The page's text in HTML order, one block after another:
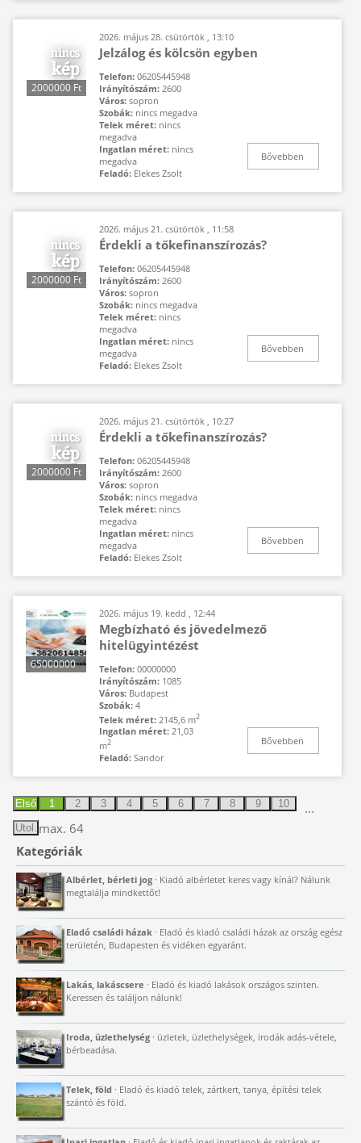
2000000 Ft
2026. május 28. csütörtök , 13:10
Jelzálog és kölcsön egyben
Telefon: 06205445948
Irányítószám: 2600
Város: sopron
Szobák: nincs megadva
Telek méret: nincs
megadva
Ingatlan méret: nincs
megadva
Feladó: Elekes Zsolt
Bővebben
2000000 Ft
2026. május 21. csütörtök , 11:58
Érdekli a tőkefinanszírozás?
Telefon: 06205445948
Irányítószám: 2600
Város: sopron
Szobák: nincs megadva
Telek méret: nincs
megadva
Ingatlan méret: nincs
megadva
Feladó: Elekes Zsolt
Bővebben
2000000 Ft
2026. május 21. csütörtök , 10:27
Érdekli a tőkefinanszírozás?
Telefon: 06205445948
Irányítószám: 2600
Város: sopron
Szobák: nincs megadva
Telek méret: nincs
megadva
Ingatlan méret: nincs
megadva
Feladó: Elekes Zsolt
Bővebben
65000000
2026. május 19. kedd , 12:44
Megbízható és jövedelmező
hitelügyintézést
Telefon: 00000000
Irányítószám: 1085
Város: Budapest
Szobák: 4
Telek méret: 2145,6 m2
Ingatlan méret: 21,03
m2
Feladó: Sandor
Bővebben
Első 1 2 3 4 5 6 7 8 9 10
...
max. 64
Utol.
Kategóriák
Albérlet, bérleti jog · Kiadó albérletet keres vagy kínál? Nálunk
megtalálja mindkettõt!
Eladó családi házak · Eladó és kiadó családi házak az ország egész
területén, Budapesten és vidéken egyaránt.
Lakás, lakáscsere · Eladó és kiadó lakások országos szinten.
Keressen és találjon nálunk!
Iroda, üzlethelység · üzletek, üzlethelységek, irodák adás-vétele,
bérbeadása.
Telek, föld · Eladó és kiadó telek, zártkert, tanya, építési telek
szántó és föld.